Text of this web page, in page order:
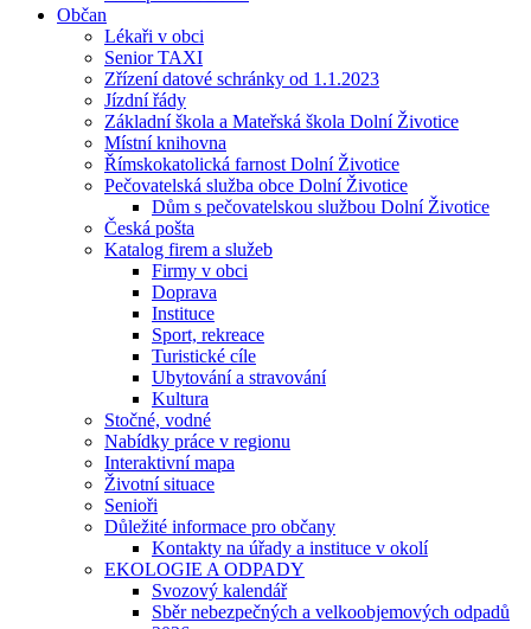
Občan
Lékaři v obci
Senior TAXI
Zřízení datové schránky od 1.1.2023
Jízdní řády
Základní škola a Mateřská škola Dolní Životice
Místní knihovna
Římskokatolická farnost Dolní Životice
Pečovatelská služba obce Dolní Životice
Dům s pečovatelskou službou Dolní Životice
Česká pošta
Katalog firem a služeb
Firmy v obci
Doprava
Instituce
Sport, rekreace
Turistické cíle
Ubytování a stravování
Kultura
Stočné, vodné
Nabídky práce v regionu
Interaktivní mapa
Životní situace
Senioři
Důležité informace pro občany
Kontakty na úřady a instituce v okolí
EKOLOGIE A ODPADY
Svozový kalendář
Sběr nebezpečných a velkoobjemových odpadů